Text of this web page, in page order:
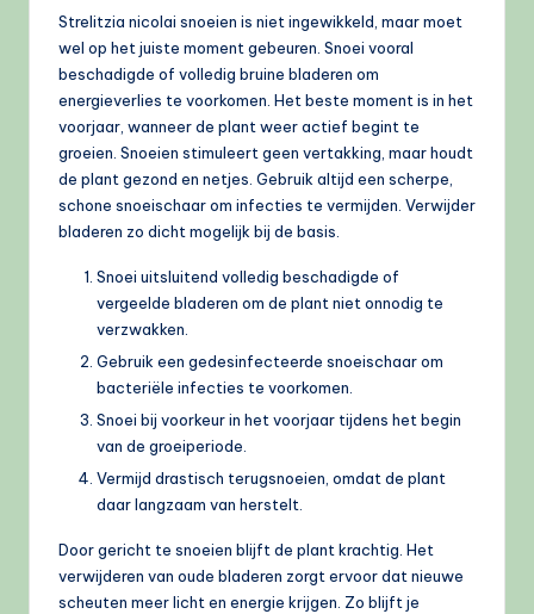
Strelitzia nicolai snoeien is niet ingewikkeld, maar moet
wel op het juiste moment gebeuren. Snoei vooral
beschadigde of volledig bruine bladeren om
energieverlies te voorkomen. Het beste moment is in het
voorjaar, wanneer de plant weer actief begint te
groeien. Snoeien stimuleert geen vertakking, maar houdt
de plant gezond en netjes. Gebruik altijd een scherpe,
schone snoeischaar om infecties te vermijden. Verwijder
bladeren zo dicht mogelijk bij de basis.
Snoei uitsluitend volledig beschadigde of
vergeelde bladeren om de plant niet onnodig te
verzwakken.
Gebruik een gedesinfecteerde snoeischaar om
bacteriële infecties te voorkomen.
Snoei bij voorkeur in het voorjaar tijdens het begin
van de groeiperiode.
Vermijd drastisch terugsnoeien, omdat de plant
daar langzaam van herstelt.
Door gericht te snoeien blijft de plant krachtig. Het
verwijderen van oude bladeren zorgt ervoor dat nieuwe
scheuten meer licht en energie krijgen. Zo blijft je